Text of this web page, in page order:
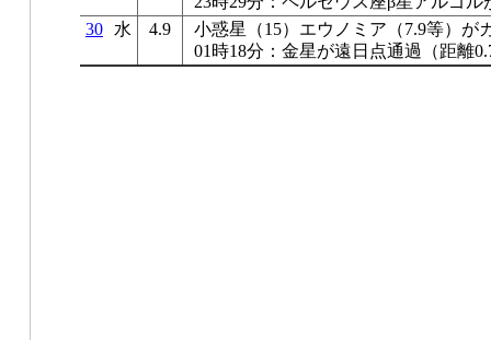
30
水 4.9
小惑星（15）エウノミア（7.9等）が
01時18分：金星が遠日点通過（距離